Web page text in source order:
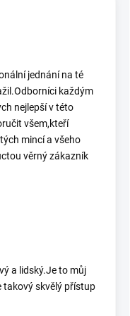
jednání na té
každým
nejlepší v této
všem,kteří
mincí a všeho
věrný zákazník
a lidský.Je to můj
takový skvělý přístup